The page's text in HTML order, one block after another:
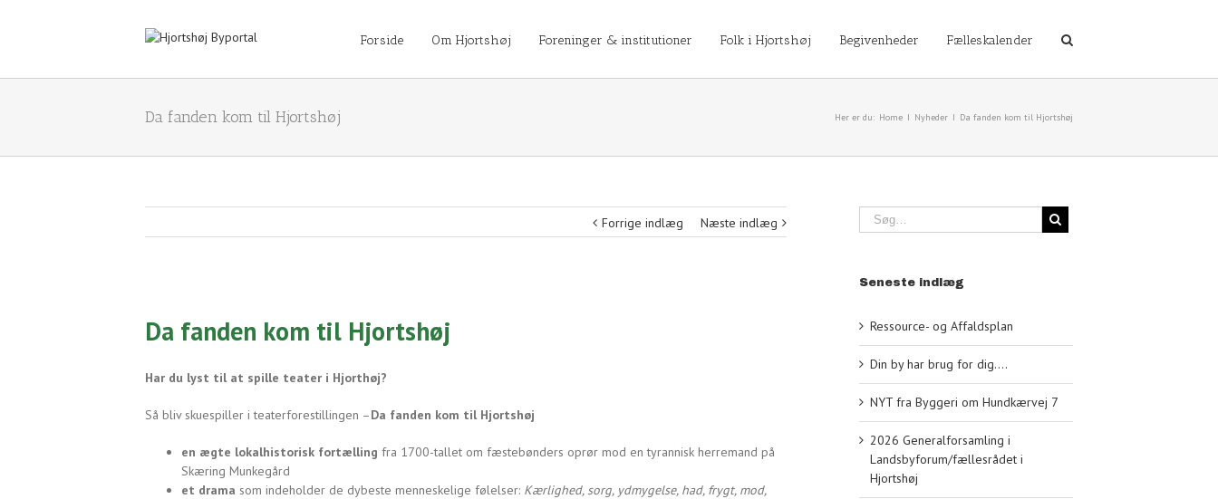
Forside Om Hjortshøj Foreninger & institutioner Folk i Hjortshøj Begivenheder Fælleskalender
Da fanden kom til Hjortshøj Her er du: Home I Nyheder I Da fanden kom til Hjortshøj
Forrige indlæg Næste indlæg
Larger
Image
Da fanden kom til Hjortshøj
Har du lyst til at spille teater i Hjorthøj?
Så bliv skuespiller i teaterforestillingen –Da fanden kom til Hjortshøj
en ægte lokalhistorisk fortælling fra 1700-tallet om fæstebønders oprør mod en tyrannisk herremand på
Skæring Munkegård
et drama som indeholder de dybeste menneskelige følelser: Kærlighed, sorg, ydmygelse, had, frygt, mod,
Seneste indlæg
Ressource- og Affaldsplan
Din by har brug for dig….
NYT fra Byggeri om Hundkærvej 7
2026 Generalforsamling i
Landsbyforum/fællesrådet i
Hjortshøj